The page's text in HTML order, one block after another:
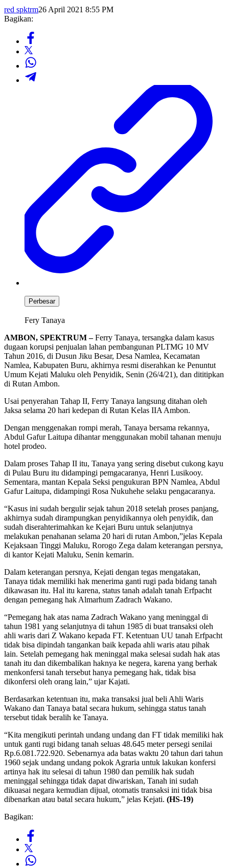
red spktrm26 April 2021 8:55 PM
Bagikan:
Perbesar
Fery Tanaya
AMBON, SPEKTRUM –Ferry Tanaya, tersangka dalam kasus
dugaan korupsi penjualan lahan pembangunan PLTMG 10 MV
Tahun 2016, di Dusun Jiku Besar, Desa Namlea, Kecamatan
Namlea, Kabupaten Buru, akhirnya resmi diserahkan ke Penuntut
Umum Kejati Maluku oleh Penyidik, Senin (26/4/21), dan dititipkan
di Rutan Ambon.
Usai penyerahan Tahap II, Ferry Tanaya langsung ditahan oleh
Jaksa selama 20 hari kedepan di Rutan Kelas IIA Ambon.
Dengan menggenakan rompi merah, Tanaya bersama rekannya,
Abdul Gafur Laitupa dihantar menggunakan mobil tahanan menuju
hotel prodeo.
Dalam proses Tahap II itu, Tanaya yang sering disebut cukong kayu
di Pulau Buru itu didampingi pemgacaranya, Henri Lusikooy.
Sementara, mantan Kepala Seksi pengukuran BPN Namlea, Abdul
Gafur Laitupa, didampingi Rosa Nukuhehe selaku pengacaranya.
“Kasus ini sudah bergulir sejak tahun 2018 setelah proses panjang,
akhirnya sudah dirampungkan penyidikannya oleh penyidik, dan
sudah diserahterimahkan ke Kejari Buru untuk selanjutnya
melakukan penahanan selama 20 hari di rutan Ambon,”jelas Kepala
Kejaksaan Tinggi Maluku, Rorogo Zega dalam keterangan persnya,
di kantor Kejati Maluku, Senin kemarin.
Dalam keterangan persnya, Kejati dengan tegas mengatakan,
Tanaya tidak memiliki hak menerima ganti rugi pada bidang tanah
dikawasan itu. Hal itu karena, status tanah adalah tanah Erfpacht
dengan pemegang hak Almarhum Zadrach Wakano.
“Pemegang hak atas nama Zadrach Wakano yang meninggal di
tahun 1981 yang selanjutnya di tahun 1985 di buat transaksi oleh
ahli waris dari Z Wakano kepada FT. Ketentuan UU tanah Erfpacht
tidak bisa dipindah tangankan baik kepada ahli waris atau pihak
lain. Setelah pemegang hak meninggal maka selesai sudah hak atas
tanah itu dan dikembalikan haknya ke negera, karena yang berhak
menkonfersi tanah tersebut hanya pemegang hak, tidak bisa
dikonfersi oleh orang lain,” ujar Kajati.
Berdasarkan ketentuan itu, maka transaksi jual beli Ahli Waris
Wakano dan Tanaya batal secara hukum, sehingga status tanah
tersebut tidak beralih ke Tanaya.
“Kita mengikuti perintah undang undang dan FT tidak memiliki hak
untuk ganti rugi bidang tanah seluas 48.645 meter persegi senilai
Rp.6.081.722.920. Sebenarnya ada batas waktu 20 tahun dari tahun
1960 sejak undang undang pokok Agraria untuk lakukan konfersi
artinya hak itu selesai di tahun 1980 dan pemilik hak sudah
meninggal sehingga tidak dapat diwariskan, Tanah ini sudah
dikuasai negara kemudian dijual, otomatis transaksi ini tidak bisa
dibenarkan atau batal secara hukum,” jelas Kejati. (HS-19)
Bagikan: